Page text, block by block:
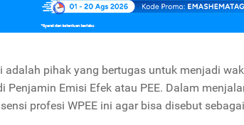
adalah pihak yang bertugas untuk menjadi
Penjamin Emisi Efek atau PEE. Dalam
profesi WPEE ini agar bisa disebut